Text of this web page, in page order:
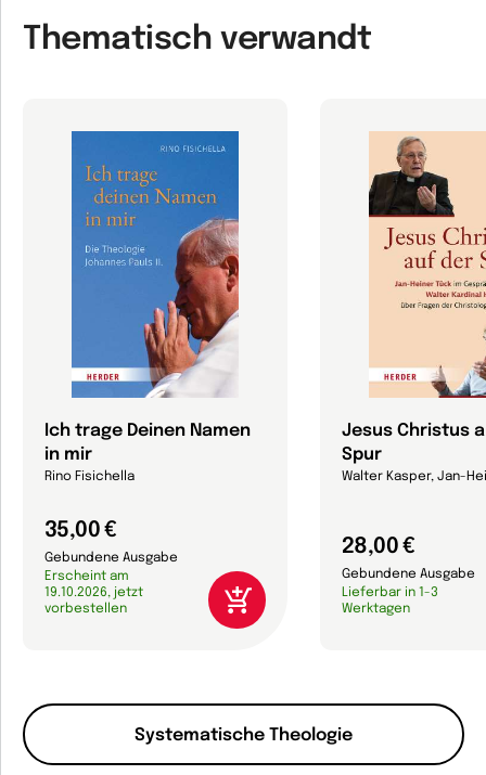
Thematisch verwandt
Systematische Theologie
Ich trage Deinen Namen
in mir
Rino Fisichella
35,00 €
Gebundene Ausgabe
Erscheint am
19.10.2026, jetzt
vorbestellen
Jesus Christus
Spur
Walter Kasper, Jan-
28,00 €
Gebundene Ausgabe
Lieferbar in 1-3
Werktagen